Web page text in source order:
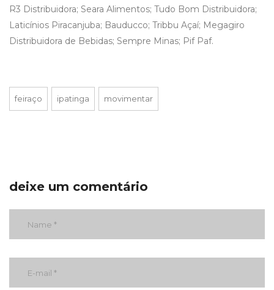
R3 Distribuidora; Seara Alimentos; Tudo Bom Distribuidora;
Laticínios Piracanjuba; Bauducco; Tribbu Açaí; Megagiro
Distribuidora de Bebidas; Sempre Minas; Pif Paf.
feiraço ipatinga movimentar
deixe um comentário